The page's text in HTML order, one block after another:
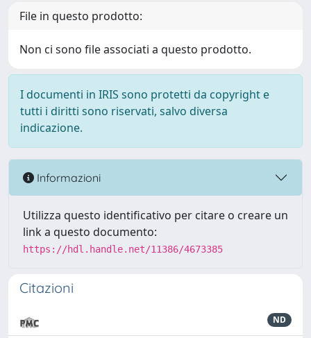
File in questo prodotto:
Non ci sono file associati a questo prodotto.
I documenti in IRIS sono protetti da copyright e
tutti i diritti sono riservati, salvo diversa
indicazione.
Informazioni
Utilizza questo identificativo per citare o creare un
link a questo documento:
https://hdl.handle.net/11386/4673385
Citazioni
ND